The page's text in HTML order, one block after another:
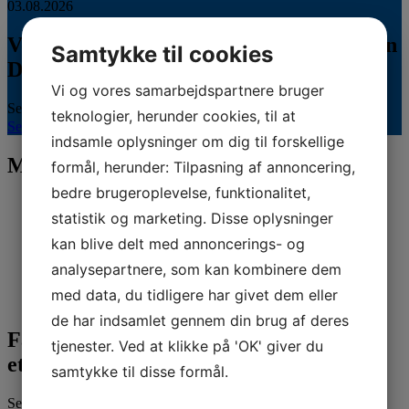
03.08.2026
Veterinærsygeplejerske søges til Hvidsten
Dyrehospital
Se stillingsopslaget her...
Se hele kalenderen
Mød vores sponsorer
Fandt du ikke det, du søgte, eller har du
et spørgsmål?
Send os dit spørgsmål her. Vi sikrer, at du kommer i kontakt med
Samtykke til cookies
Vi og vores samarbejdspartnere bruger
teknologier, herunder cookies, til at
indsamle oplysninger om dig til forskellige
formål, herunder: Tilpasning af annoncering,
bedre brugeroplevelse, funktionalitet,
statistik og marketing. Disse oplysninger
kan blive delt med annoncerings- og
analysepartnere, som kan kombinere dem
med data, du tidligere har givet dem eller
de har indsamlet gennem din brug af deres
tjenester. Ved at klikke på 'OK' giver du
samtykke til disse formål.